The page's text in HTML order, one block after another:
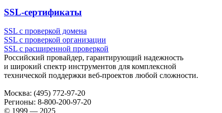
SSL-сертификаты
SSL с проверкой домена
SSL с проверкой организации
SSL с расширенной проверкой
Российский провайдер, гарантирующий надежность
и широкий спектр инструментов для комплексной
технической поддержки веб-проектов любой сложности.
Москва: (495) 772-97-20
Регионы: 8-800-200-97-20
© 1999 — 2025